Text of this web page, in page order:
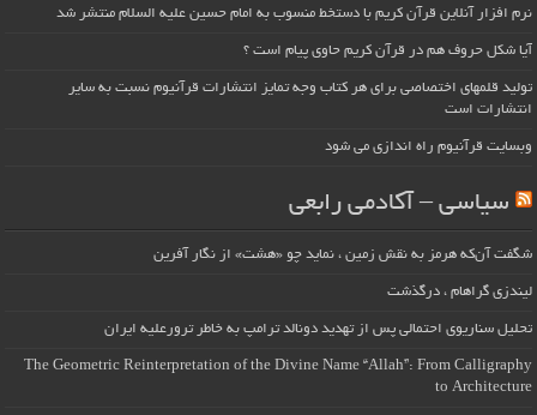
نرم افزار آنلاین قرآن کریم با دستخط منسوب به امام حسین علیه السلام منتشر شد
آیا شکل حروف هم در قرآن کریم حاوی پیام است ؟
تولید قلمهای اختصاصی برای هر کتاب وجه تمایز انتشارات قرآنیوم نسبت به سایر
انتشارات است
وبسایت قرآنیوم راه اندازی می شود
سیاسی – آکادمی رابعی
شگفت آن‌که هرمز به نقش زمین ، نماید چو «هشت» از نگار آفرین
لیندزی گراهام ، درگذشت
تحلیل سناریوی احتمالی پس از تهدید دونالد ترامپ به خاطر ترورعلیه ایران
The Geometric Reinterpretation of the Divine Name “Allah”: From Calligraphy
to Architecture